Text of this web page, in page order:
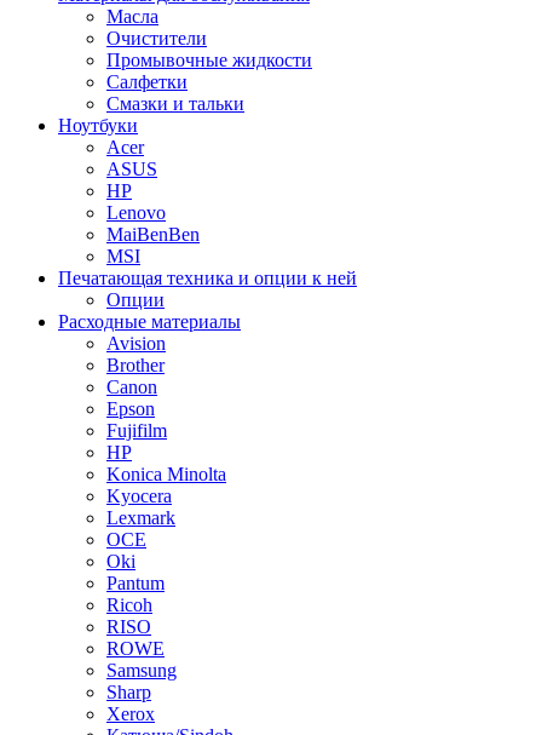
Масла
Очистители
Промывочные жидкости
Салфетки
Смазки и тальки
Ноутбуки
Acer
ASUS
HP
Lenovo
MaiBenBen
MSI
Печатающая техника и опции к ней
Опции
Расходные материалы
Avision
Brother
Canon
Epson
Fujifilm
HP
Konica Minolta
Kyocera
Lexmark
OCE
Oki
Pantum
Ricoh
RISO
ROWE
Samsung
Sharp
Xerox